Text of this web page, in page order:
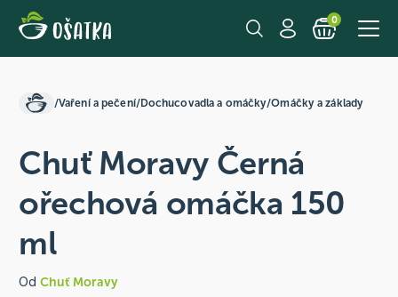
0
/Vaření a pečení/Dochucovadla a omáčky/Omáčky a základy
Chuť Moravy Černá
ořechová omáčka 150
ml
Od Chuť Moravy